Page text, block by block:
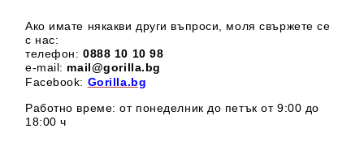
Ако имате някакви други въпроси, моля свържете се
с нас:
телефон:0888 10 10 98
e-mail: mail@gorilla.bg
Facebook: Gorilla.bg
Работно време: от понеделник до петък от 9:00 до
18:00 ч